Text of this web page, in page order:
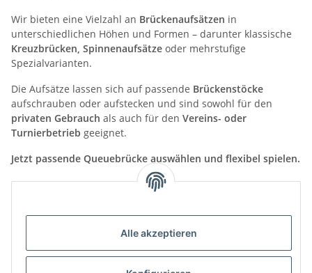
Alle akzeptieren
Wir bieten eine Vielzahl an Brückenaufsätzen in
unterschiedlichen Höhen und Formen – darunter klassische
Kreuzbrücken, Spinnenaufsätze oder mehrstufige
Spezialvarianten.
Die Aufsätze lassen sich auf passende Brückenstöcke
aufschrauben oder aufstecken und sind sowohl für den
privaten Gebrauch als auch für den Vereins- oder
Turnierbetrieb geeignet.
Jetzt passende Queuebrücke auswählen und flexibel spielen.